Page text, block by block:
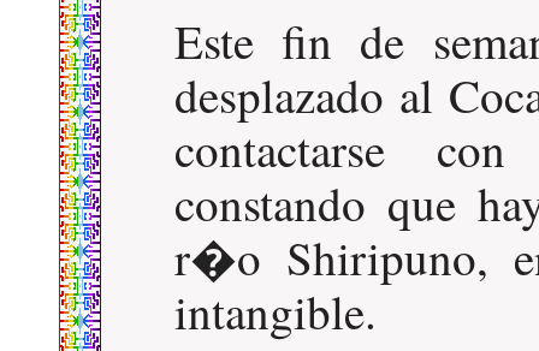
Este fin de
desplazado al
contactarse
constando que
r�o Shiripuno,
intangible.